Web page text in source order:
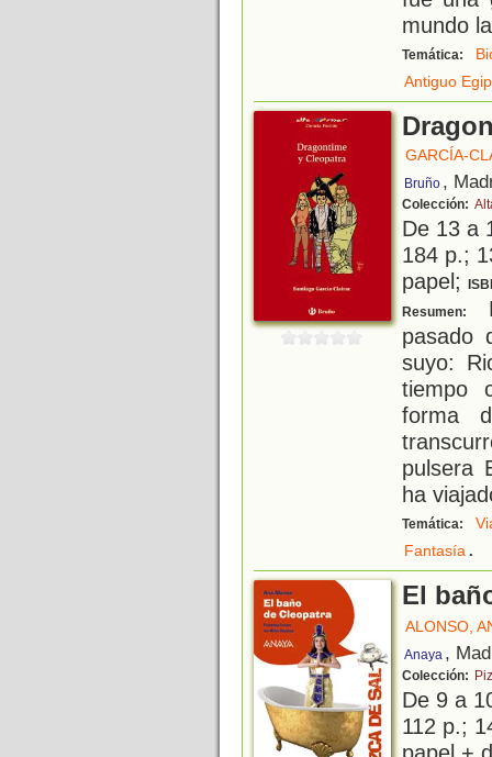
mundo la
Temática:
Antiguo
GARCÍA-
Bruño ,
Colección:
De 13 a
184 p.;
papel;
Resumen:
pasado
suyo:
tiempo
forma
pulsera
ha
Temática:
Fantasía.
El
ALONSO,
Anaya ,
Colección:
De 9 a
112 p.;